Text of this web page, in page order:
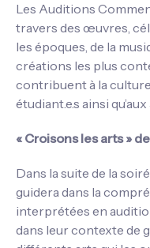
Les Auditions
travers des œuvres,
les époques, de la
créations les plus
contribuent à la
étudiant.e.s ainsi
« Croisons les arts »
Dans la suite de la
guidera dans la
interprétées en
dans leur contexte de